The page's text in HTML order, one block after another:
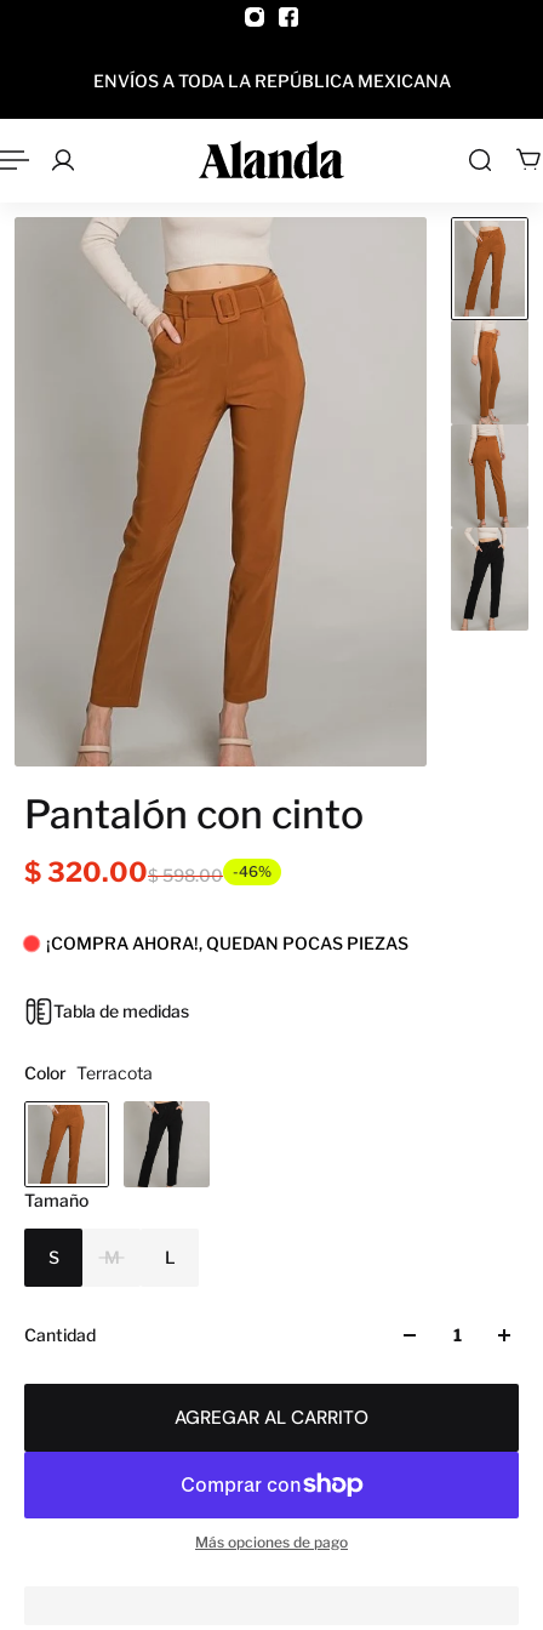
ENVÍOS A TODA LA REPÚBLICA MEXICANA
Pantalón con cinto
$ 320.00$ 598.00 -46%
¡COMPRA AHORA!, QUEDAN POCAS PIEZAS
Tabla de medidas
Color Terracota
Tamaño
S M L
Cantidad
AGREGAR AL CARRITO
Más opciones de pago